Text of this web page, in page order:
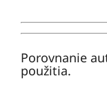
Porovnanie
použitia.